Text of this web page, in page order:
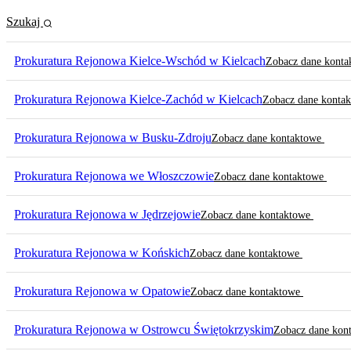
Szukaj
Prokuratura Rejonowa Kielce-Wschód w KielcachZobacz dane
Prokuratura Rejonowa Kielce-Zachód w KielcachZobacz dane
Prokuratura Rejonowa w Busku-ZdrojuZobacz dane kontaktowe
Prokuratura Rejonowa we WłoszczowieZobacz dane kontaktowe
Prokuratura Rejonowa w JędrzejowieZobacz dane kontaktowe
Prokuratura Rejonowa w KońskichZobacz dane kontaktowe
Prokuratura Rejonowa w OpatowieZobacz dane kontaktowe
Prokuratura Rejonowa w Ostrowcu ŚwiętokrzyskimZobacz dane